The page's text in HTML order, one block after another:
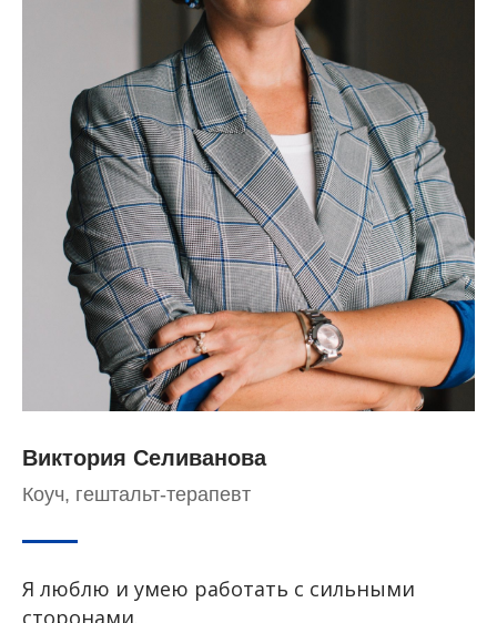
Виктория Селиванова
Коуч, гештальт-терапевт
Я люблю и умею работать с сильными
сторонами.